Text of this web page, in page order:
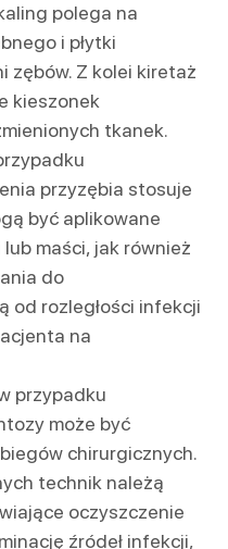
polega na
i płytki
zębów. Z kolei kiretaż
kieszonek
tkanek.
przyzębia stosuje
być aplikowane
maści, jak również
do
od rozległości infekcji
na
przypadku
może być
chirurgicznych.
technik należą
oczyszczenie
źródeł infekcji,